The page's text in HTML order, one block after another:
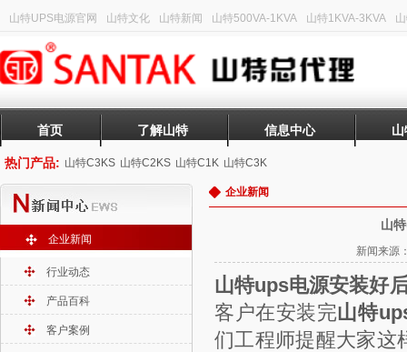
山特UPS电源官网 山特文化 山特新闻 山特500VA-1KVA 山特1KVA-3KVA
首页 了解山特 信息中心
热门产品: 山特C3KS 山特C2KS 山特C1K 山特C3K
企业新闻
行业动态
产品百科
客户案例
企业新闻
山
新闻来源
山特ups电源安装好
客户在安装完山特
们工程师提醒大家这